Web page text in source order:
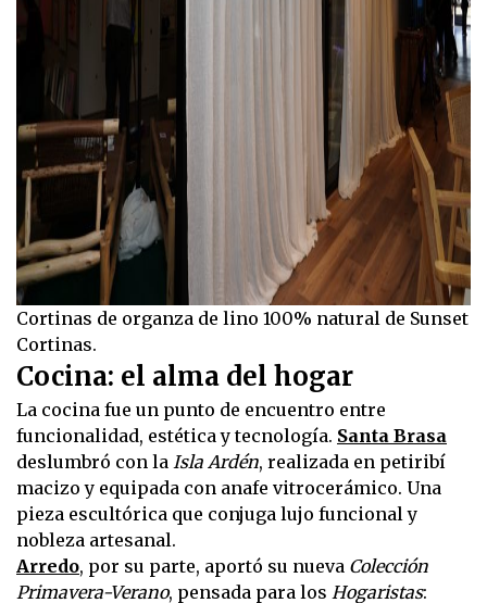
Cortinas de organza de lino 100% natural de Sunset
Cortinas.
Cocina: el alma del hogar
La cocina fue un punto de encuentro entre
funcionalidad, estética y tecnología. Santa Brasa
deslumbró con la Isla Ardén, realizada en petiribí
macizo y equipada con anafe vitrocerámico. Una
pieza escultórica que conjuga lujo funcional y
nobleza artesanal.
Arredo, por su parte, aportó su nueva Colección
Primavera-Verano, pensada para los Hogaristas: